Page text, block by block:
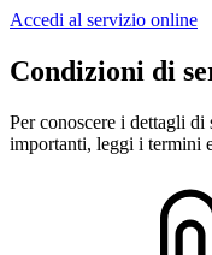
Accedi al servizio online
Condizioni di
Per conoscere i dettagli
importanti, leggi i termini